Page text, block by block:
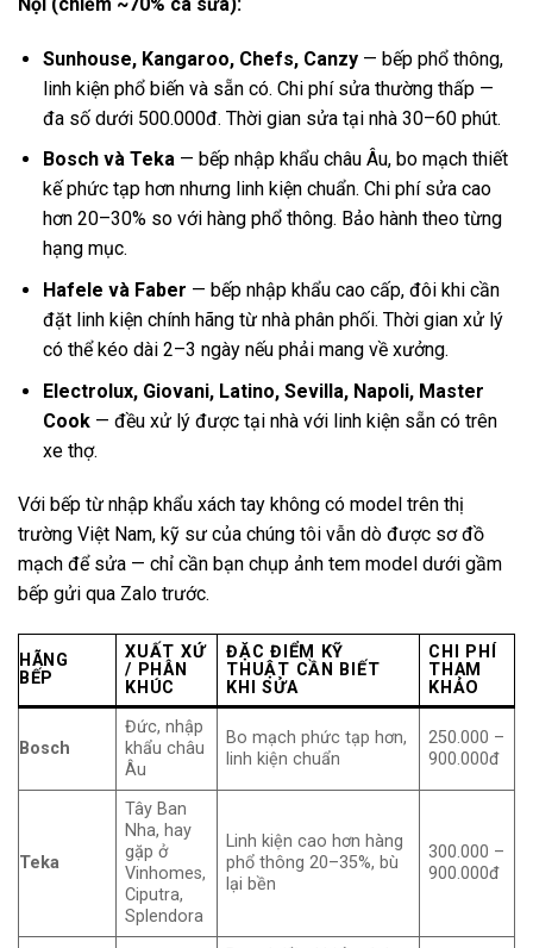
Sunhouse, Kangaroo, Chefs, Canzy— bếp phổ thông,
linh kiện phổ biến và sẵn có. Chi phí sửa thường thấp —
đa số dưới 500.000đ. Thời gian sửa tại nhà 30–60 phút.
Bosch và Teka— bếp nhập khẩu châu Âu, bo mạch thiết
kế phức tạp hơn nhưng linh kiện chuẩn. Chi phí sửa cao
hơn 20–30% so với hàng phổ thông. Bảo hành theo từng
hạng mục.
Hafele và Faber — bếp nhập khẩu cao cấp, đôi khi cần
đặt linh kiện chính hãng từ nhà phân phối. Thời gian xử lý
có thể kéo dài 2–3 ngày nếu phải mang về xưởng.
Electrolux, Giovani, Latino, Sevilla, Napoli, Master
Cook— đều xử lý được tại nhà với linh kiện sẵn có trên
xe thợ.
Với bếp từ nhập khẩu xách tay không có model trên thị
trường Việt Nam, kỹ sư của chúng tôi vẫn dò được sơ đồ
mạch để sửa — chỉ cần bạn chụp ảnh tem model dưới gầm
bếp gửi qua Zalo trước.
HÃNG
BẾP
XUẤT XỨ
/ PHÂN
KHÚC
ĐẶC ĐIỂM KỸ
THUẬT CẦN BIẾT
KHI SỬA
CHI PHÍ
THAM
KHẢO
Bosch
Đức, nhập
khẩu châu
Âu
Bo mạch phức tạp hơn,
linh kiện chuẩn
250.000 –
900.000đ
Teka
Tây Ban
Nha, hay
gặp ở
Vinhomes,
Ciputra,
Splendora
Linh kiện cao hơn hàng
phổ thông 20–35%, bù
lại bền
300.000 –
900.000đ